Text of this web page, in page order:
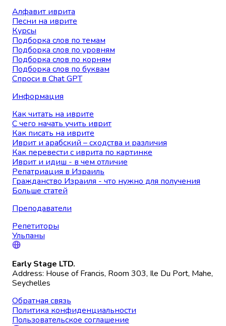
Алфавит иврита
Песни на иврите
Курсы
Подборка слов по темам
Подборка слов по уровням
Подборка слов по корням
Подборка слов по буквам
Спроси в Chat GPT
Информация
Как читать на иврите
С чего начать учить иврит
Как писать на иврите
Иврит и арабский – сходства и различия
Как перевести с иврита по картинке
Иврит и идиш - в чем отличие
Репатриация в Израиль
Гражданство Израиля - что нужно для получения
Больше статей
Преподаватели
Репетиторы
Ульпаны
Early Stage LTD.
Address: House of Francis, Room 303, Ile Du Port, Mahe,
Seychelles
Обратная связь
Политика конфиденциальности
Пользовательское соглашение